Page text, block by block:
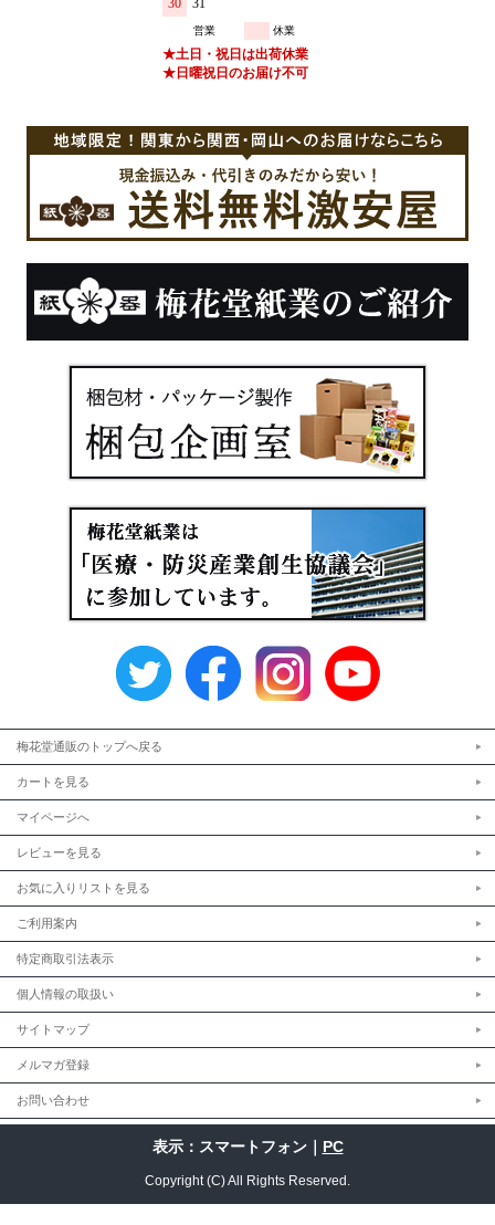
梅花堂通販のトップへ戻る
カートを見る
マイページへ
レビューを見る
お気に入りリストを見る
ご利用案内
特定商取引法表示
個人情報の取扱い
サイトマップ
メルマガ登録
お問い合わせ
表示：スマートフォン｜ PC
Copyright (C) All Rights Reserved.